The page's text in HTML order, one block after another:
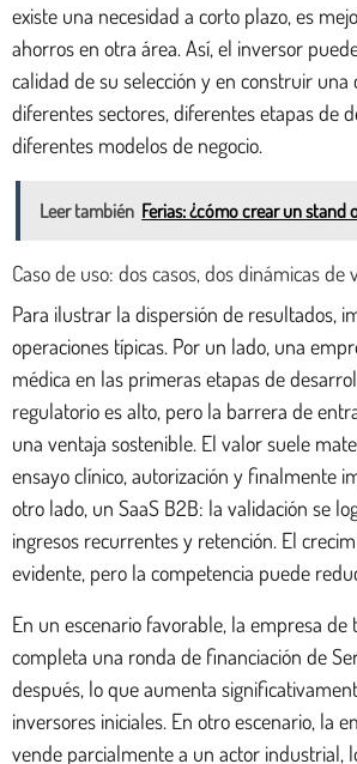
existe una necesidad a corto plazo, es
ahorros en otra área. Así, el inversor
calidad de su selección y en construir una
diferentes sectores, diferentes etapas de
diferentes modelos de negocio.
Leer también Ferias: ¿cómo crear un stand
Caso de uso: dos casos, dos dinámicas de
Para ilustrar la dispersión de resultados,
operaciones típicas. Por un lado, una
médica en las primeras etapas de
regulatorio es alto, pero la barrera de
una ventaja sostenible. El valor suele
ensayo clínico, autorización y finalmente
otro lado, un SaaS B2B: la validación se
ingresos recurrentes y retención. El
evidente, pero la competencia puede
En un escenario favorable, la empresa de
completa una ronda de financiación de
después, lo que aumenta
inversores iniciales. En otro escenario, la
vende parcialmente a un actor industrial,